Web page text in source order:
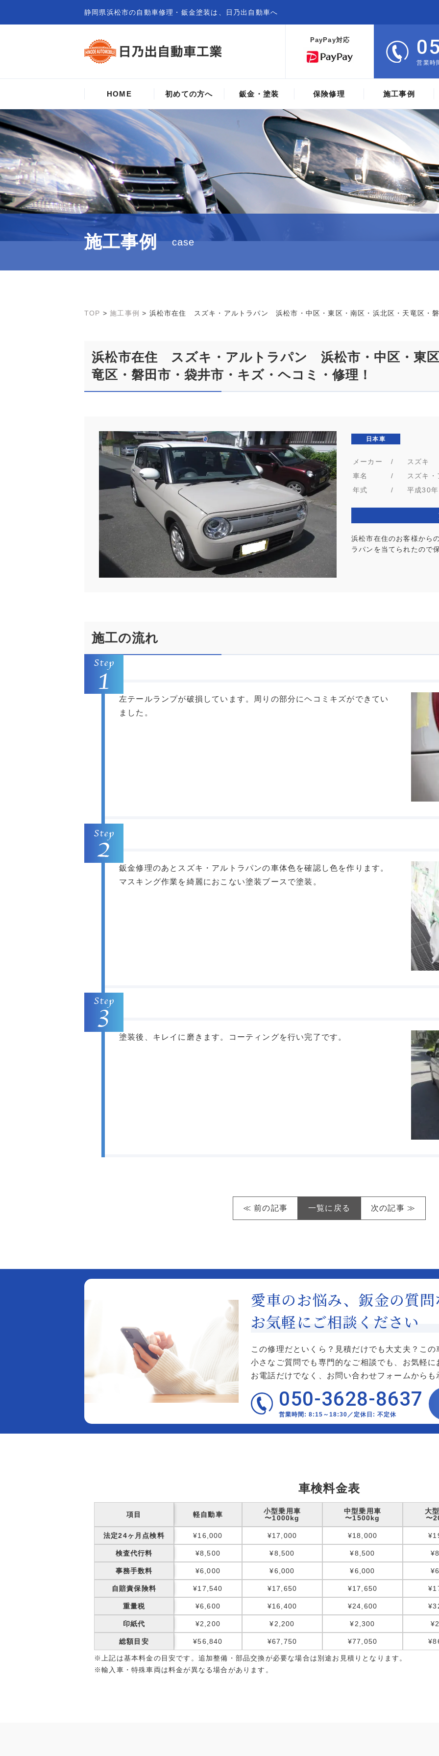
静岡県浜松市の自動車修理・鈑金塗装は、日乃出自動車へ
PayPay対応
営業時
HOME 初めての方へ 鈑金・塗装 保険修理 施工事例
施工事例 case
TOP >施工事例 > 浜松市在住 スズキ・アルトラパン 浜松市・中区・東区・南区・浜北区・天竜区・
浜松市在住 スズキ・アルトラパン 浜松市・中区・東
竜区・磐田市・袋井市・キズ・ヘコミ・修理！
日本車
メーカー /
スズキ
車名
/
スズキ
年式
/ 平成30年
浜松市在住のお客様から
ラパンを当てられたので
施工の流れ
左テールランプが破損しています。周りの部分にヘコミキズができてい
ました。
鈑金修理のあとスズキ・アルトラパンの車体色を確認し色を作ります。
マスキング作業を綺麗におこない塗装ブースで塗装。
塗装後、キレイに磨きます。コーティングを行い完了です。
≪ 前の記事 一覧に戻る 次の記事 ≫
愛車のお悩み、鈑金の質
お気軽にご相談ください
この修理だといくら？見積だけでも大丈夫？こ
小さなご質問でも専門的なご相談でも、お気軽
お電話だけでなく、お問い合わせフォームからも
050-3628-8637
営業時間: 8:15～18:30／定休日: 不定休
車検料金表
項目 軽自動車
小型乗用車
〜1000kg
中型乗用車
〜1500kg
大
〜
法定24ヶ月点検料 ¥16,000 ¥17,000 ¥18,000
検査代行料 ¥8,500 ¥8,500 ¥8,500
事務手数料 ¥6,000 ¥6,000 ¥6,000
自賠責保険料 ¥17,540 ¥17,650 ¥17,650
重量税 ¥6,600 ¥16,400 ¥24,600
印紙代 ¥2,200 ¥2,200 ¥2,300
総額目安 ¥56,840 ¥67,750 ¥77,050
※上記は基本料金の目安です。追加整備・部品交換が必要な場合は別途お見積りとなります。
※輸入車・特殊車両は料金が異なる場合があります。